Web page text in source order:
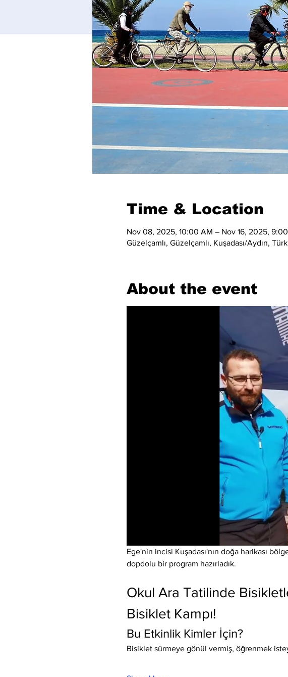
Time & Location
Nov 08, 2025, 10:00 AM – Nov 16, 2025,
Güzelçamlı, Güzelçamlı, Kuşadası/Aydın,
About the event
Ege'nin incisi Kuşadası'nın doğa harikası
dopdolu bir program hazırladık.
Okul Ara Tatilinde
Bisiklet Kampı!
Bu Etkinlik Kimler İçin?
Bisiklet sürmeye gönül vermiş, öğrenmek